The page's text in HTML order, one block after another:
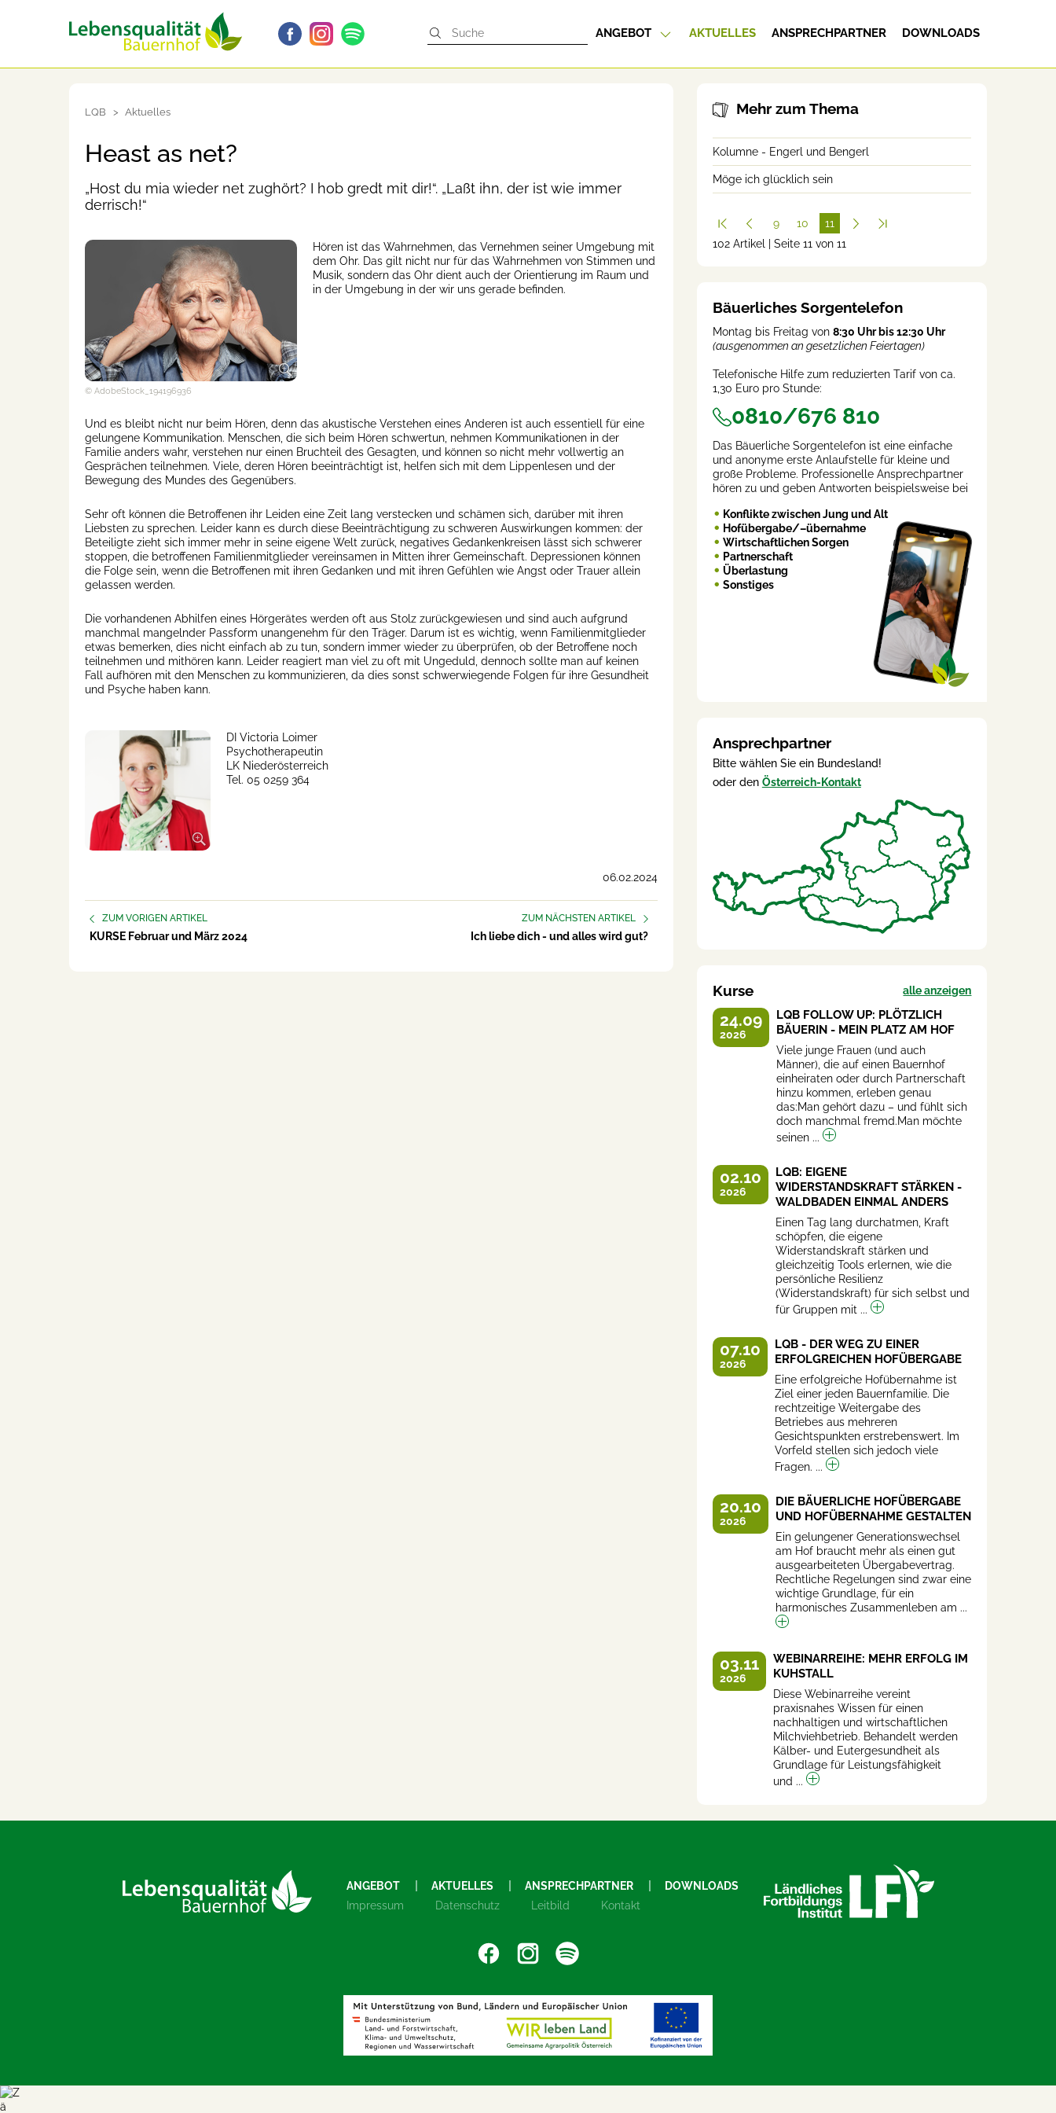
ANGEBOT AKTUELLES ANSPRECHPARTNER DOWNLOADS
LQB Aktuelles
Heast as net?
„Host du mia wieder net zughört? I hob gredt mit dir!“. „Laßt ihn, der ist wie immer
derrisch!“
© AdobeStock_194196936
Hören ist das Wahrnehmen, das Vernehmen seiner Umgebung mit
dem Ohr. Das gilt nicht nur für das Wahrnehmen von Stimmen und
Musik, sondern das Ohr dient auch der Orientierung im Raum und
in der Umgebung in der wir uns gerade befinden.
Und es bleibt nicht nur beim Hören, denn das akustische Verstehen eines Anderen ist auch essentiell für eine
gelungene Kommunikation. Menschen, die sich beim Hören schwertun, nehmen Kommunikationen in der
Familie anders wahr, verstehen nur einen Bruchteil des Gesagten, und können so nicht mehr vollwertig an
Gesprächen teilnehmen. Viele, deren Hören beeinträchtigt ist, helfen sich mit dem Lippenlesen und der
Bewegung des Mundes des Gegenübers.
Sehr oft können die Betroffenen ihr Leiden eine Zeit lang verstecken und schämen sich, darüber mit ihren
Liebsten zu sprechen. Leider kann es durch diese Beeinträchtigung zu schweren Auswirkungen kommen: der
Beteiligte zieht sich immer mehr in seine eigene Welt zurück, negatives Gedankenkreisen lässt sich schwerer
stoppen, die betroffenen Familienmitglieder vereinsamen in Mitten ihrer Gemeinschaft. Depressionen können
die Folge sein, wenn die Betroffenen mit ihren Gedanken und mit ihren Gefühlen wie Angst oder Trauer allein
gelassen werden.
Die vorhandenen Abhilfen eines Hörgerätes werden oft aus Stolz zurückgewiesen und sind auch aufgrund
manchmal mangelnder Passform unangenehm für den Träger. Darum ist es wichtig, wenn Familienmitglieder
etwas bemerken, dies nicht einfach ab zu tun, sondern immer wieder zu überprüfen, ob der Betroffene noch
teilnehmen und mithören kann. Leider reagiert man viel zu oft mit Ungeduld, dennoch sollte man auf keinen
Fall aufhören mit den Menschen zu kommunizieren, da dies sonst schwerwiegende Folgen für ihre Gesundheit
und Psyche haben kann.
DI Victoria Loimer
Psychotherapeutin
LK Niederösterreich
Tel. 05 0259 364
06.02.2024
ZUM VORIGEN ARTIKEL
KURSE Februar und März 2024
ZUM NÄCHSTEN ARTIKEL
Ich liebe dich - und alles wird gut?
Mehr zum Thema
Kolumne - Engerl und Bengerl
Möge ich glücklich sein
9 10
11
(cur
102 Artikel | Seite 11 von 11
Bäuerliches Sorgentelefon
Montag bis Freitag von 8:30 Uhr bis 12:30 Uhr
(ausgenommen an gesetzlichen Feiertagen)
Telefonische Hilfe zum reduzierten Tarif von ca.
1,30 Euro pro Stunde:
0810/676 810
Das Bäuerliche Sorgentelefon ist eine einfache
und anonyme erste Anlaufstelle für kleine und
große Probleme. Professionelle Ansprechpartner
hören zu und geben Antworten beispielsweise bei
Konflikte zwischen Jung und Alt
Hofübergabe/–übernahme
Wirtschaftlichen Sorgen
Partnerschaft
Überlastung
Sonstiges
Ansprechpartner
Bitte wählen Sie ein Bundesland!
oder den Österreich-Kontakt
Kurse alle anzeigen
24.09
2026
LQB FOLLOW UP: PLÖTZLICH
BÄUERIN - MEIN PLATZ AM HOF
Viele junge Frauen (und auch
Männer), die auf einen Bauernhof
einheiraten oder durch Partnerschaft
hinzu kommen, erleben genau
das:Man gehört dazu – und fühlt sich
doch manchmal fremd.Man möchte
seinen ...
02.10
2026
LQB: EIGENE
WIDERSTANDSKRAFT STÄRKEN -
WALDBADEN EINMAL ANDERS
Einen Tag lang durchatmen, Kraft
schöpfen, die eigene
Widerstandskraft stärken und
gleichzeitig Tools erlernen, wie die
persönliche Resilienz
(Widerstandskraft) für sich selbst und
für Gruppen mit ...
07.10
2026
LQB - DER WEG ZU EINER
ERFOLGREICHEN HOFÜBERGABE
Eine erfolgreiche Hofübernahme ist
Ziel einer jeden Bauernfamilie. Die
rechtzeitige Weitergabe des
Betriebes aus mehreren
Gesichtspunkten erstrebenswert. Im
Vorfeld stellen sich jedoch viele
Fragen. ...
20.10
2026
DIE BÄUERLICHE HOFÜBERGABE
UND HOFÜBERNAHME GESTALTEN
Ein gelungener Generationswechsel
am Hof braucht mehr als einen gut
ausgearbeiteten Übergabevertrag.
Rechtliche Regelungen sind zwar eine
wichtige Grundlage, für ein
harmonisches Zusammenleben am ...
03.11
2026
WEBINARREIHE: MEHR ERFOLG IM
KUHSTALL
Diese Webinarreihe vereint
praxisnahes Wissen für einen
nachhaltigen und wirtschaftlichen
Milchviehbetrieb. Behandelt werden
Kälber- und Eutergesundheit als
Grundlage für Leistungsfähigkeit
und ...
ANGEBOT AKTUELLES ANSPRECHPARTNER
DOWNLOADS
Impressum
Datenschutz Leitbild Kontakt